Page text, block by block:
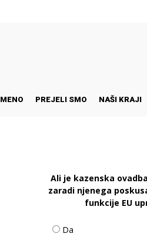
PREJELI SMO NAŠI KRAJI
Ali je kazenska
zaradi njenega
funkcije EU
Da